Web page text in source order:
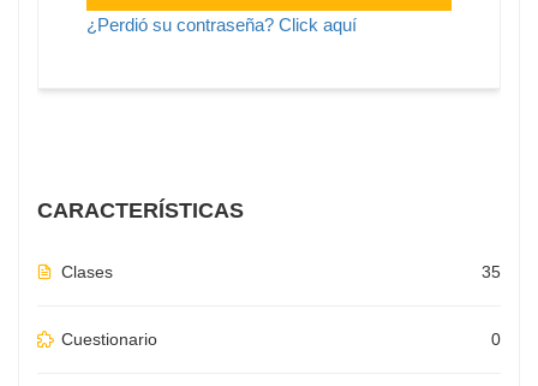
¿Perdió su contraseña? Click aquí
CARACTERÍSTICAS
Clases 35
Cuestionario 0